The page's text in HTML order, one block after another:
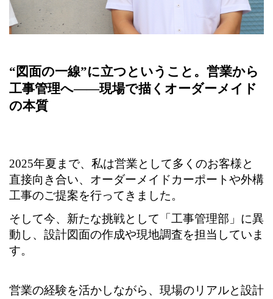
“図面の一線”に立つということ。営業から
工事管理へ——現場で描くオーダーメイド
の本質
2025年夏まで、私は営業として多くのお客様と
直接向き合い、オーダーメイドカーポートや外構
工事のご提案を行ってきました。
そして今、新たな挑戦として「工事管理部」に異
動し、設計図面の作成や現地調査を担当していま
す。
営業の経験を活かしながら、現場のリアルと設計